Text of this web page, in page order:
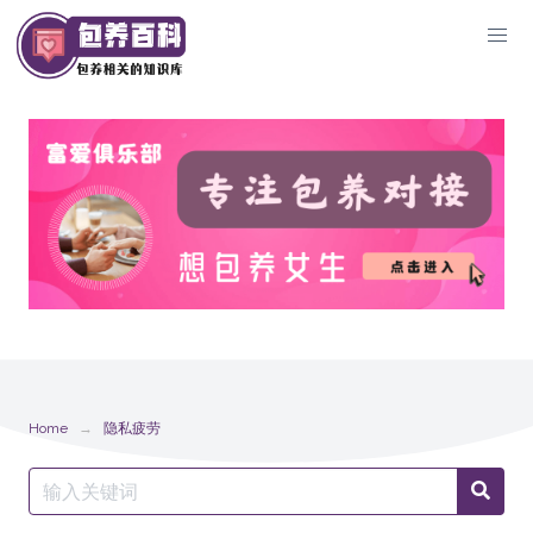
Skip
to
content
Home 隐私疲劳
Search
for: